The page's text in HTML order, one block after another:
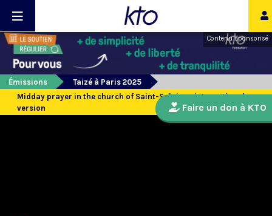
Contenu sponsorisé
Émissions
Taizé à Paris 2025
Midday prayer in the church of Saint-Sulpice - international
version
Faire un don à KTO